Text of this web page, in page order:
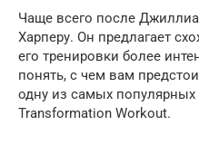
Чаще всего после
Харперу. Он предлагает
его тренировки более
понять, с чем вам
одну из самых
Transformation Workout.